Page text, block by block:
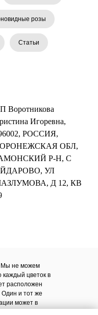
розы
Статьи
Воротникова
Игоревна,
РОССИЯ,
ОБЛ,
Р-Н, С
УЛ
Д 12, КВ
Мы не можем
каждый цветок в
расположен
Один и тот же
может в